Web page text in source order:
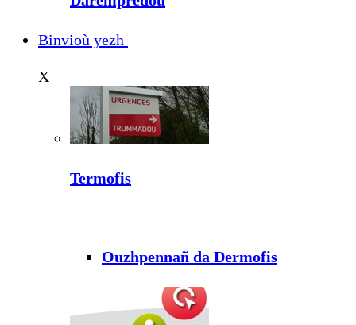
Binvioù yezh
X
Termofis
Ouzhpennañ da Dermofis